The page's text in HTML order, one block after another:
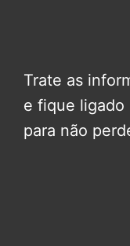
Trate as
e fique ligado
para não